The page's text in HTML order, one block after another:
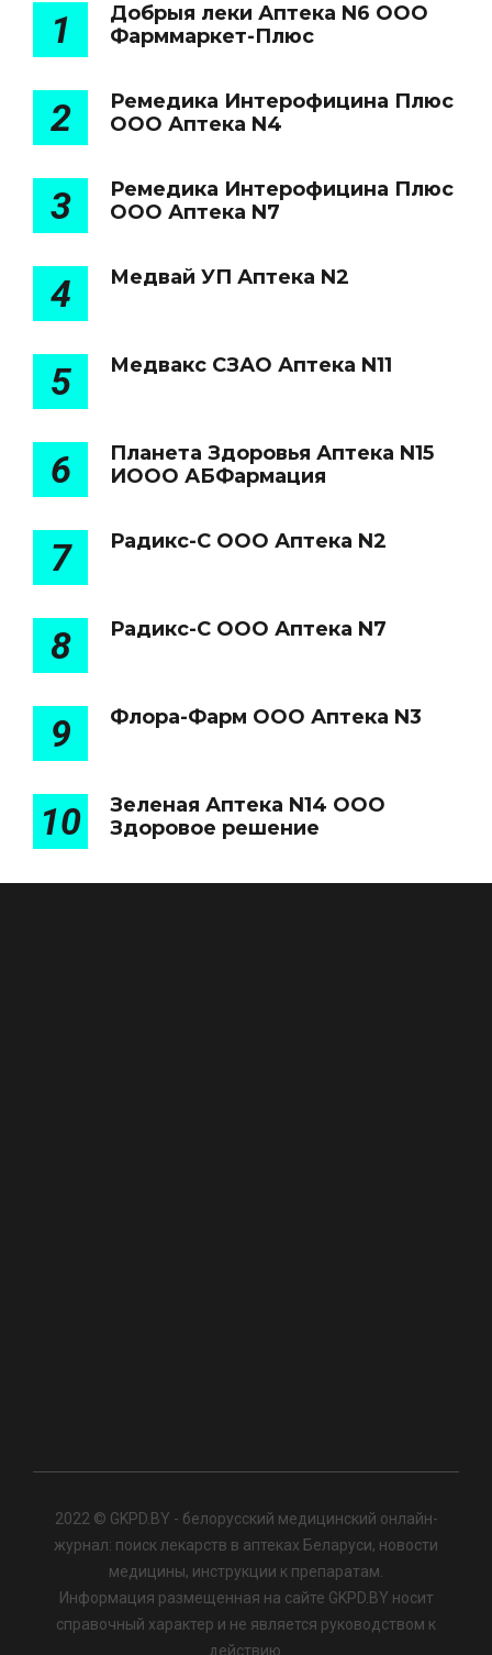
1
Добрыя леки Аптека N6 ООО
Фарммаркет-Плюс
2
Ремедика Интерофицина Плюс
ООО Аптека N4
3
Ремедика Интерофицина Плюс
ООО Аптека N7
4 Медвай УП Аптека N2
5 Медвакс СЗАО Аптека N11
6
Планета Здоровья Аптека N15
ИООО АБФармация
7 Радикс-С ООО Аптека N2
8 Радикс-С ООО Аптека N7
9 Флора-Фарм ООО Аптека N3
10
Зеленая Аптека N14 ООО
Здоровое решение
2022 © GKPD.BY - белорусский медицинский онлайн-
журнал: поиск лекарств в аптеках Беларуси, новости
медицины, инструкции к препаратам.
Информация размещенная на сайте GKPD.BY носит
справочный характер и не является руководством к
действию.